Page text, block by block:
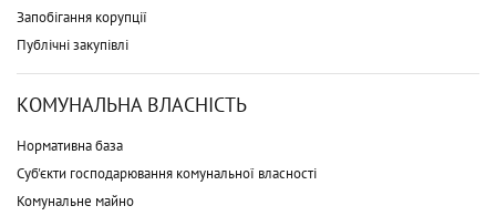
Запобігання корупції
Публічні закупівлі
КОМУНАЛЬНА ВЛАСНІСТЬ
Нормативна база
Суб'єкти господарювання комунальної власності
Комунальне майно